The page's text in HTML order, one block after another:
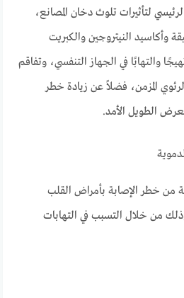
لتأثيرات تلوث دخان المصانع،
النيتروجين والكبريت
والتهابًا في الجهاز التنفسي، وتفاقم
المزمن، فضلاً عن زيادة خطر
الطويل الأمد.
من خطر الإصابة بأمراض القلب
من خلال التسبب في التهابات